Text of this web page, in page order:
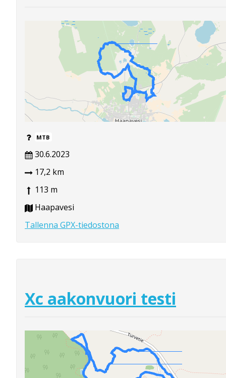
MTB
30.6.2023
17,2 km
113 m
Haapavesi
Tallenna GPX-tiedostona
Xc aakonvuori testi